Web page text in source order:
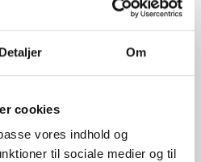
Detaljer Om
cookies
vores indhold og
til sociale medier og til
bliver mere
forankres i stabile,
del af